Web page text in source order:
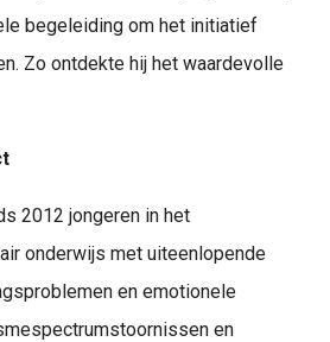
begeleiding om het initiatief
Zo ontdekte hij het waardevolle
2012 jongeren in het
onderwijs met uiteenlopende
en emotionele
en